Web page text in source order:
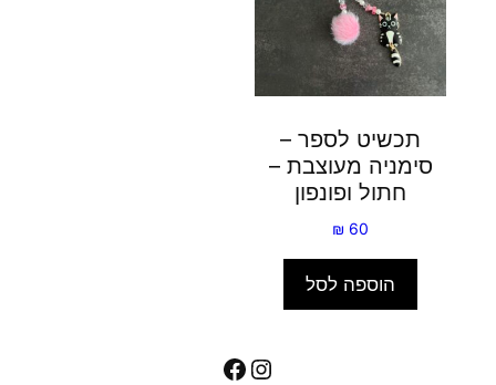
תכשיט לספר –
סימניה מעוצבת –
חתול ופונפון
₪ 60
הוספה לסל
Instagram
Facebook